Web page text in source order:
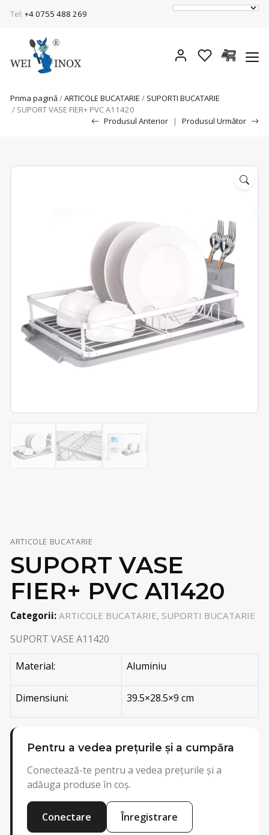
Tel: +4 0755 488 269
Prima pagină/ARTICOLE BUCATARIE / SUPORTI BUCATARIE
/ SUPORT VASE FIER+ PVC A11420
Produsul Anterior
| Produsul Următor
ARTICOLE BUCATARIE
SUPORT VASE
FIER+ PVC A11420
Categorii: ARTICOLE BUCATARIE, SUPORTI BUCATARIE
SUPORT VASE A11420
Material: Aluminiu
Dimensiuni: 39.5×28.5×9 cm
Pentru a vedea prețurile și a cumpăra
Conectează-te pentru a vedea prețurile și a
adăuga produse în coș.
Conectare Înregistrare